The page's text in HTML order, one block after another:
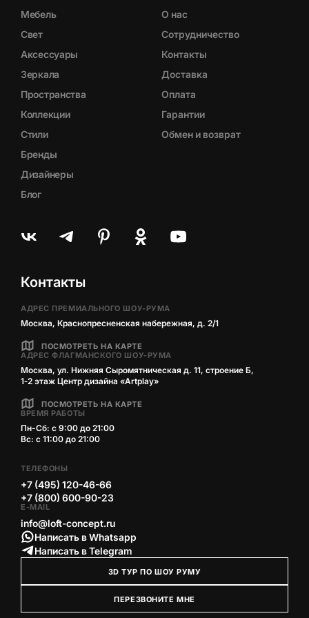
Мебель
Свет
Аксессуары
Зеркала
Пространства
Коллекции
Стили
Бренды
Дизайнеры
Блог
О нас
Сотрудничество
Контакты
Доставка
Оплата
Гарантии
Обмен и возврат
Контакты
АДРЕС ПРЕМИАЛЬНОГО ШОУ-РУМА
Москва, Краснопресненская набережная, д. 2/1
ПОСМОТРЕТЬ НА КАРТЕ
АДРЕС ФЛАГМАНСКОГО ШОУ-РУМА
Москва, ул. Нижняя Сыромятническая д. 11, строение Б,
1‑2 этаж Центр дизайна «Artplay»
ПОСМОТРЕТЬ НА КАРТЕ
ВРЕМЯ РАБОТЫ
Пн-Сб: с 9:00 до 21:00
Вс: с 11:00 до 21:00
ТЕЛЕФОНЫ
+7 (495) 120-46-66
+7 (800) 600-90-23
E-MAIL
info@loft-concept.ru
Написать в Whatsapp
Написать в Telegram
3D ТУР ПО ШОУ РУМУ
ПЕРЕЗВОНИТЕ МНЕ